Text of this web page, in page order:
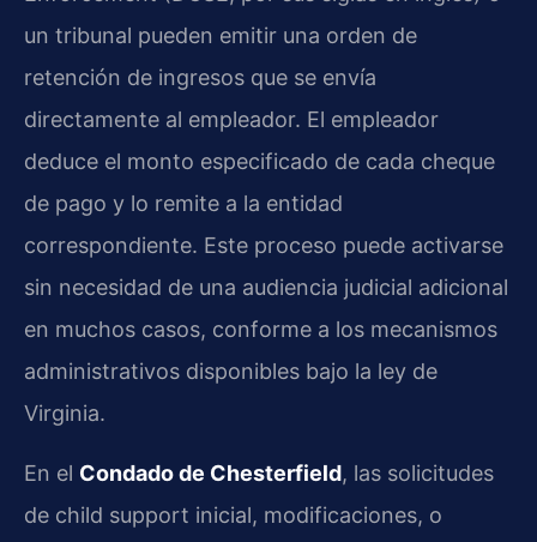
un tribunal pueden emitir una orden de
retención de ingresos que se envía
directamente al empleador. El empleador
deduce el monto especificado de cada cheque
de pago y lo remite a la entidad
correspondiente. Este proceso puede activarse
sin necesidad de una audiencia judicial adicional
en muchos casos, conforme a los mecanismos
administrativos disponibles bajo la ley de
Virginia.
En el Condado de Chesterfield, las solicitudes
de child support inicial, modificaciones, o